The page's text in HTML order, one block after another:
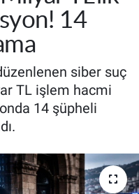
14
siber suç
TL işlem hacmi
14 şüpheli